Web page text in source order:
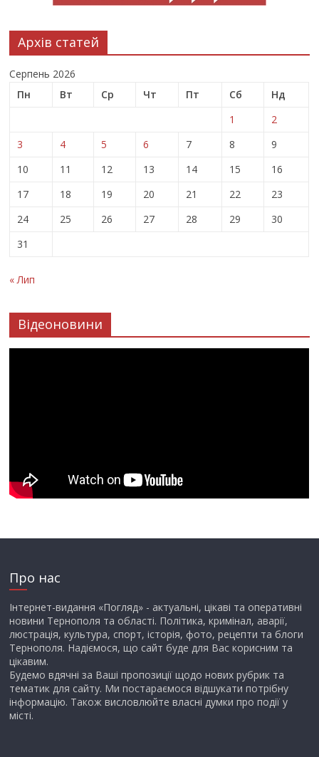
Архів статей
Серпень 2026
Пн
Вт Ср Чт Пт Сб
Нд
1
2
3
4 5 6 7 8
9
10
11 12 13 14 15
16
17
18 19 20 21 22
23
24
25 26 27 28 29
30
31
« Лип
Відеоновини
Про нас
Інтернет-видання «Погляд» - актуальні, цікаві та оперативні
новини Тернополя та області. Політика, кримінал, аварії,
люстрація, культура, спорт, історія, фото, рецепти та блоги
Тернополя. Надіємося, що сайт буде для Вас корисним та
цікавим.
Будемо вдячні за Ваші пропозиції щодо нових рубрик та
тематик для сайту. Ми постараємося відшукати потрібну
інформацію. Також висловлюйте власні думки про події у
місті.